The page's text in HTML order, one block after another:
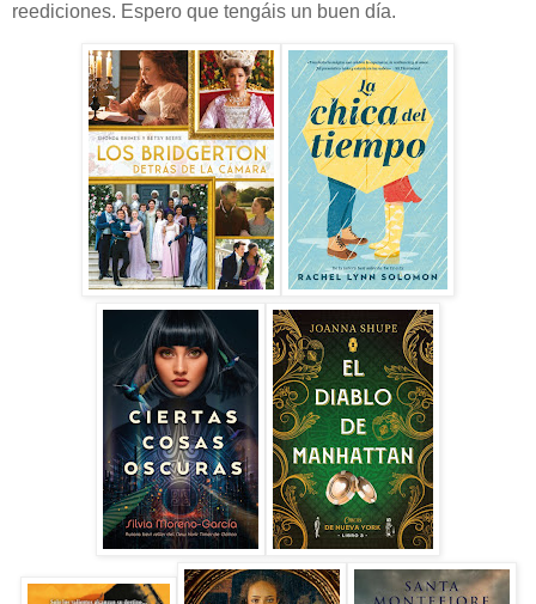
reediciones. Espero que tengáis un buen día.